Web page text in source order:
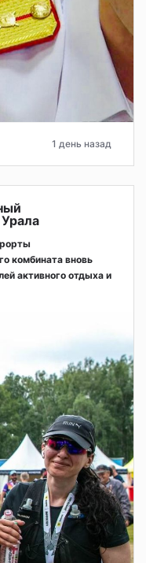
1 день назад
комбината вновь
активного отдыха и